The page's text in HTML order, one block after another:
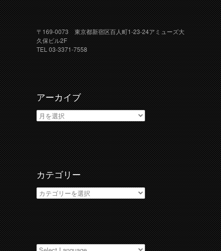
〒169-0073 東京都新宿区百人町1-23-24アミューズ大
久保ビル2F
TEL 03-3371-7558
アーカイブ
ア
ー
カ
イ
ブ
カテゴリー
カ
テ
ゴ
リ
ー